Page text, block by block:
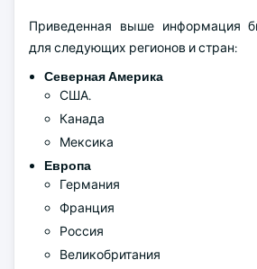
Приведенная выше информация
для следующих регионов и стран:
Северная Америка
США.
Канада
Мексика
Европа
Германия
Франция
Россия
Великобритания